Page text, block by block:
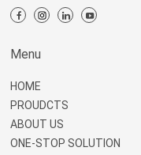
Menu
HOME
PROUDCTS
ABOUT US
ONE-STOP SOLUTION